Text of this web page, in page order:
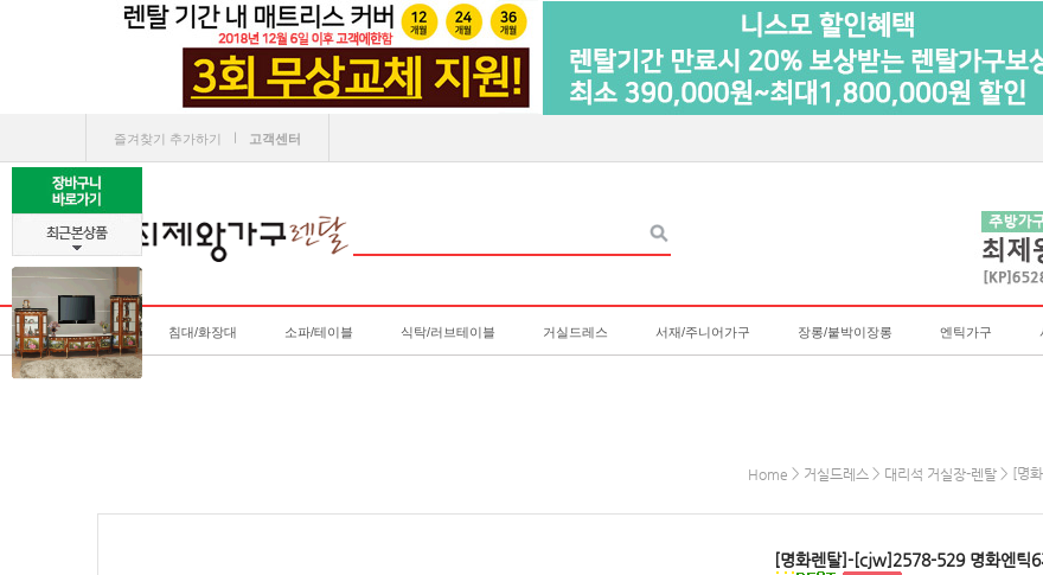
즐겨찾기 추가하기 ㅣ 고객센터
침대/화장대 소파/테이블 식탁/러브테이블 거실드레스 서재/주니어가구 장롱/붙박이장롱 엔틱가구
Home > 거실드레스 > 대리석 거실장-렌탈 > [명
[명화렌탈]-[cjw]2578-529 명화엔틱